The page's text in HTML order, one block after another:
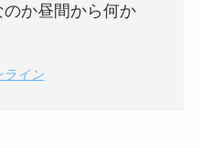
か昼間から何か
ライン